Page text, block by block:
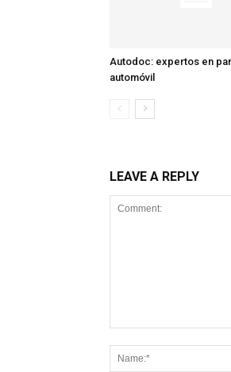
Autodoc: expertos en
automóvil
LEAVE A REPLY